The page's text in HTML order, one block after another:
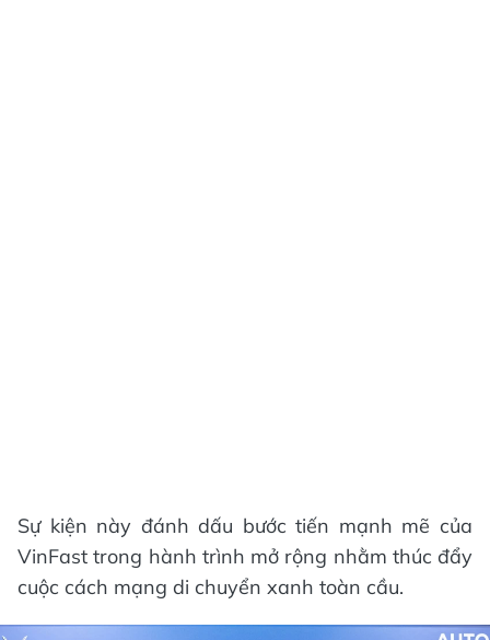
Sự kiện này đánh dấu bước tiến mạnh mẽ của
VinFast trong hành trình mở rộng nhằm thúc đẩy
cuộc cách mạng di chuyển xanh toàn cầu.